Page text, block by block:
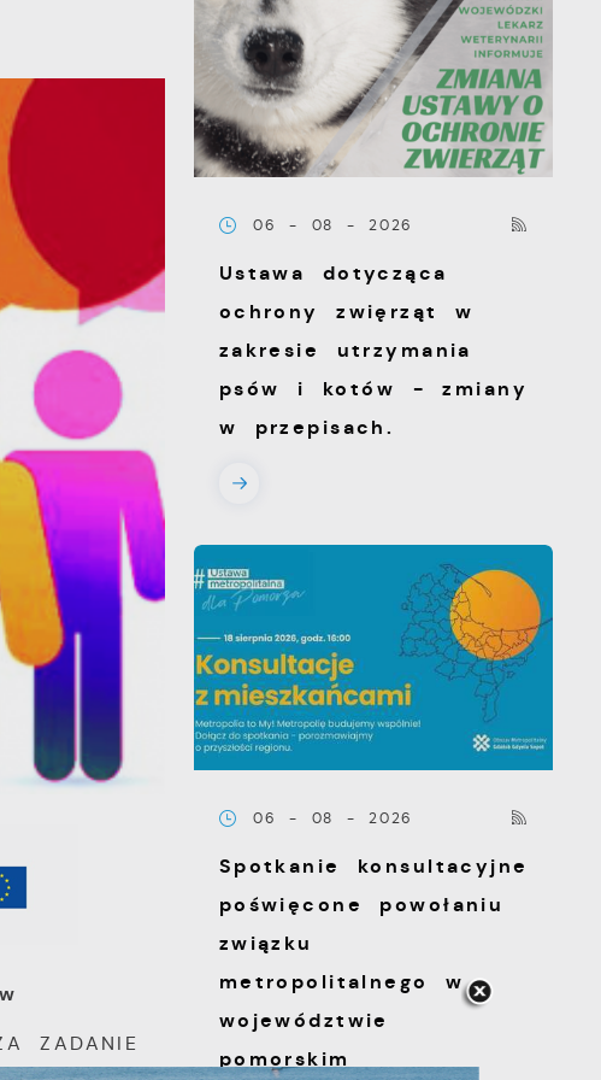
ZADANIE
06 - 08 - 2026
Ustawa dotycząca
ochrony zwięrząt w
zakresie utrzymania
psów i kotów - zmiany
w przepisach.
06 - 08 - 2026
Spotkanie konsultacyjne
poświęcone powołaniu
związku
metropolitalnego w
województwie
pomorskim